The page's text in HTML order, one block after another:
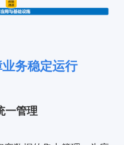
务稳定运行
一管理